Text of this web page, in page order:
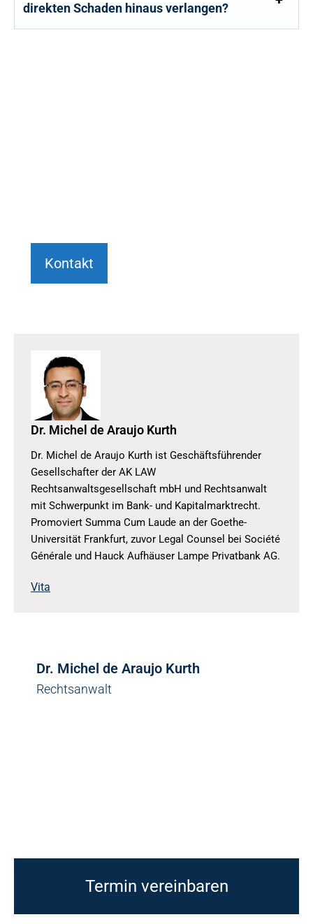
direkten Schaden hinaus verlangen?
Kontakt
Dr. Michel de Araujo Kurth
Dr. Michel de Araujo Kurth ist Geschäftsführender
Gesellschafter der AK LAW
Rechtsanwaltsgesellschaft mbH und Rechtsanwalt
mit Schwerpunkt im Bank- und Kapitalmarktrecht.
Promoviert Summa Cum Laude an der Goethe-
Universität Frankfurt, zuvor Legal Counsel bei Société
Générale und Hauck Aufhäuser Lampe Privatbank AG.
Vita
Dr. Michel de Araujo Kurth
Rechtsanwalt
Termin vereinbaren